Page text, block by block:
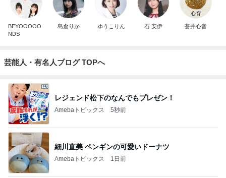
BEYOOOOO
NDS
島倉りか ゆうこりん 石 安伊 蒼井心音
芸能人・有名人ブログ TOPへ
レジェンド松下のなんでもプレゼン！
Amebaトピックス 5秒前
細川直美 ペンギンの可愛いドーナツ
Amebaトピックス 1日前